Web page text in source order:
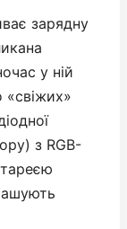
зарядну
у ній
«свіжих»
з RGB-